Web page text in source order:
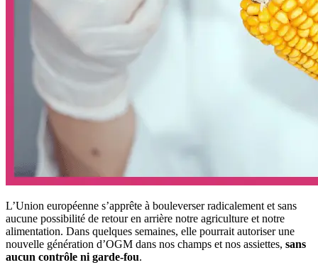
L’Union européenne s’apprête à bouleverser radicalement et sans
aucune possibilité de retour en arrière notre agriculture et notre
alimentation. Dans quelques semaines, elle pourrait autoriser une
nouvelle génération d’OGM dans nos champs et nos assiettes, sans
aucun contrôle ni garde-fou.